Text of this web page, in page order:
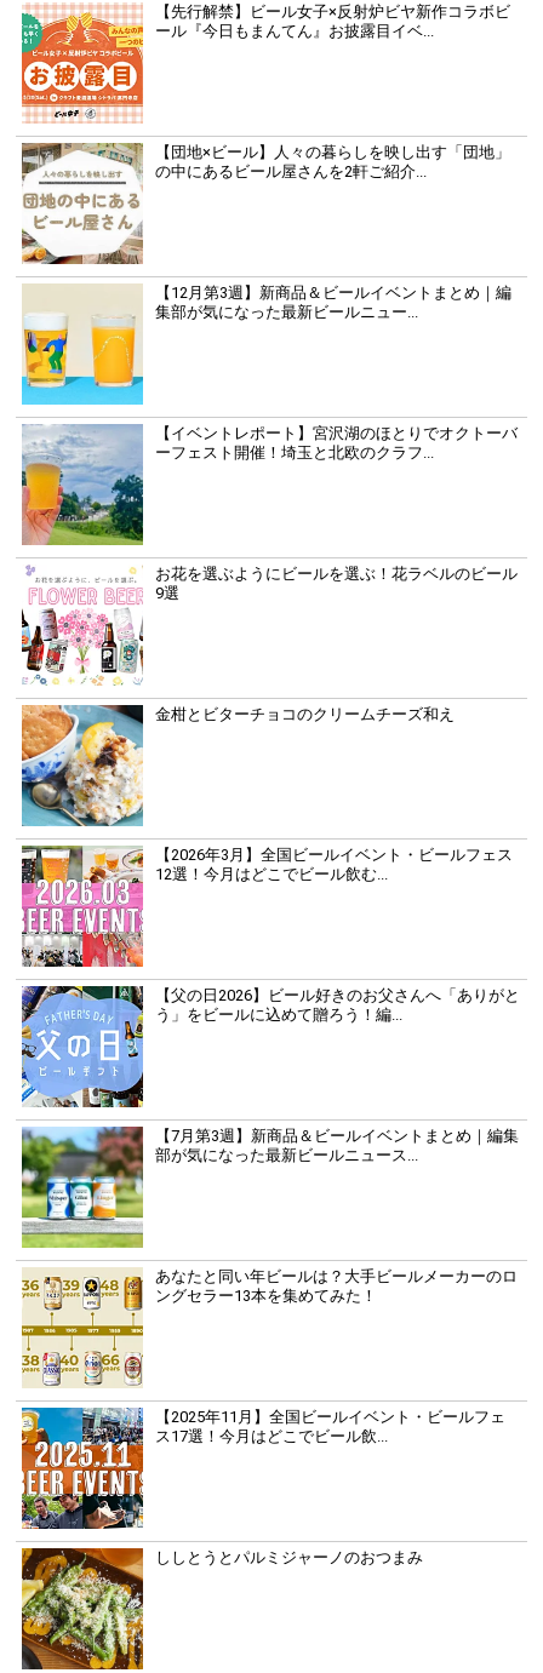
【先行解禁】ビール女子×反射炉ビヤ新作コラボビ
ール『今日もまんてん』お披露目イベ...
【団地×ビール】人々の暮らしを映し出す「団地」
の中にあるビール屋さんを2軒ご紹介...
【12月第3週】新商品＆ビールイベントまとめ｜編
集部が気になった最新ビールニュー...
【イベントレポート】宮沢湖のほとりでオクトーバ
ーフェスト開催！埼玉と北欧のクラフ...
お花を選ぶようにビールを選ぶ！花ラベルのビール
9選
金柑とビターチョコのクリームチーズ和え
【2026年3月】全国ビールイベント・ビールフェス
12選！今月はどこでビール飲む...
【父の日2026】ビール好きのお父さんへ「ありがと
う」をビールに込めて贈ろう！編...
【7月第3週】新商品＆ビールイベントまとめ｜編集
部が気になった最新ビールニュース...
あなたと同い年ビールは？大手ビールメーカーのロ
ングセラー13本を集めてみた！
【2025年11月】全国ビールイベント・ビールフェ
ス17選！今月はどこでビール飲...
ししとうとパルミジャーノのおつまみ